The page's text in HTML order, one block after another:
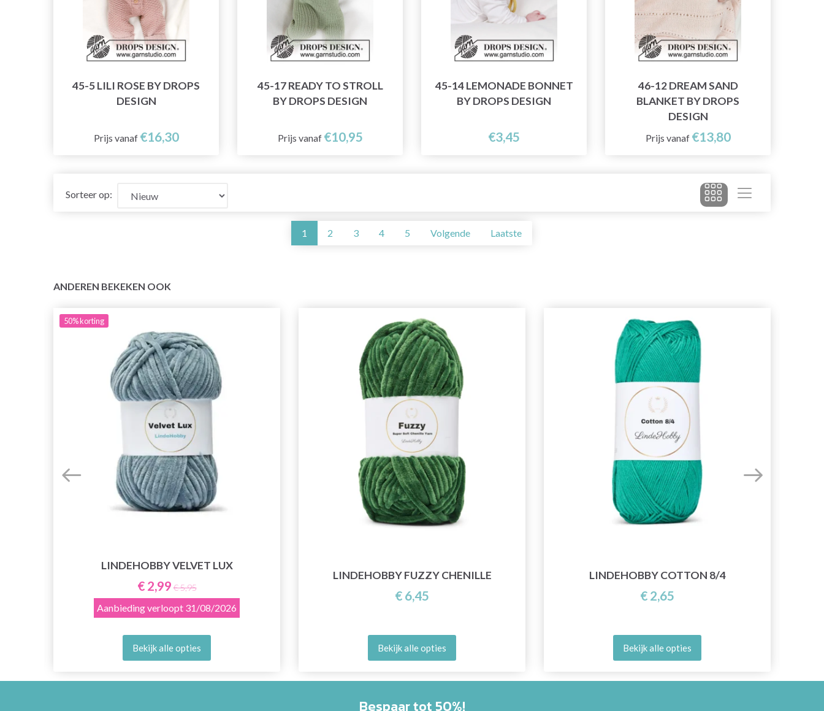
45-5 LILI ROSE BY DROPS
DESIGN
Prijs vanaf €16,30
45-17 READY TO STROLL
BY DROPS DESIGN
Prijs vanaf €10,95
45-14 LEMONADE BONNET
BY DROPS DESIGN
€3,45
46-12 DREAM SAND
BLANKET BY DROPS
DESIGN
Prijs vanaf €13,80
Sorteer op:
1 2 3 4 5 Volgende Laatste
ANDEREN BEKEKEN OOK
50%korting
LINDEHOBBY VELVET LUX
€ 2,99 € 5,95
Aanbieding verloopt 31/08/2026
Bekijk alle opties
LINDEHOBBY FUZZY CHENILLE
€ 6,45
Bekijk alle opties
LINDEHOBBY COTTON 8/4
€ 2,65
Bekijk alle opties
Bespaar tot 50%!